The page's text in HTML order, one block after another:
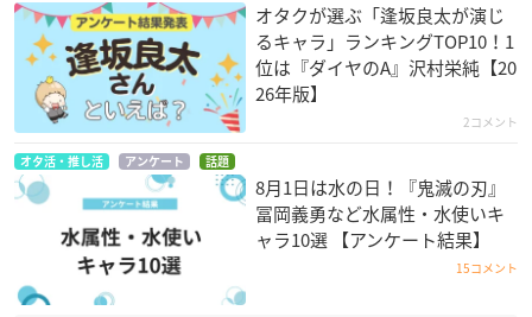
オタクが選ぶ「逢坂良太が演じ
るキャラ」ランキングTOP10！1
位は『ダイヤのA』沢村栄純【20
26年版】
2コメント
オタ活・推し活 アンケート 話題
8月1日は水の日！『鬼滅の刃』
冨岡義勇など水属性・水使いキ
ャラ10選 【アンケート結果】
15コメント